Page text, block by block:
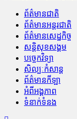
ព័ត៌មានជាតិ
ព័ត៌មានអន្តរជាតិ
ព័ត៌មានសេដ្ឋកិច្ច
សន្តិសុខសង្គម
បច្ចេកវិទ្យា
សិល្បៈកំសាន្ត
ព័ត៌មានកីឡា
អំពីអង្គភាព
ទំនាក់ទំនង